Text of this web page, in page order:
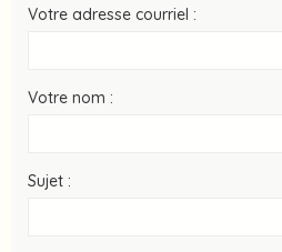
Votre adresse courriel :
Votre nom :
Sujet :